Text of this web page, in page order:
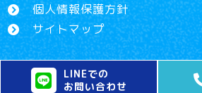
LINEでの
お問い合わせ
個人情報保護方針
サイトマップ